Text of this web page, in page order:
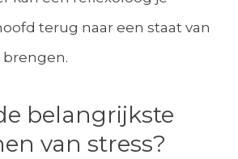
terug naar een staat van
belangrijkste
van stress?